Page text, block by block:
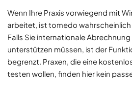
Wenn Ihre Praxis vorwiegend mit
arbeitet, ist tomedo wahrscheinlich
Falls Sie internationale
unterstützen müssen, ist der
begrenzt. Praxen, die eine
testen wollen, finden hier kein